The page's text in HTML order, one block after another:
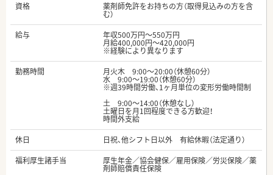
資格
薬剤師免許をお持ちの方（取得見込みの方を含
む）
給与
年収500万円～550万円
月給400,000円～420,000円
※経験により異なります
勤務時間
月火木 9:00～20:00（休憩60分）
水 9:00～19:00（休憩60分）
※週39時間労働、1ヶ月単位の変形労働時間制
土 9:00～14:00（休憩なし）
土曜日を月1回程度できる方歓迎！
時間外支給
休日
日祝、他シフト日以外 有給休暇（法定通り）
福利厚生諸手当
厚生年金／協会健保／雇用保険／労災保険／薬
剤師賠償責任保険